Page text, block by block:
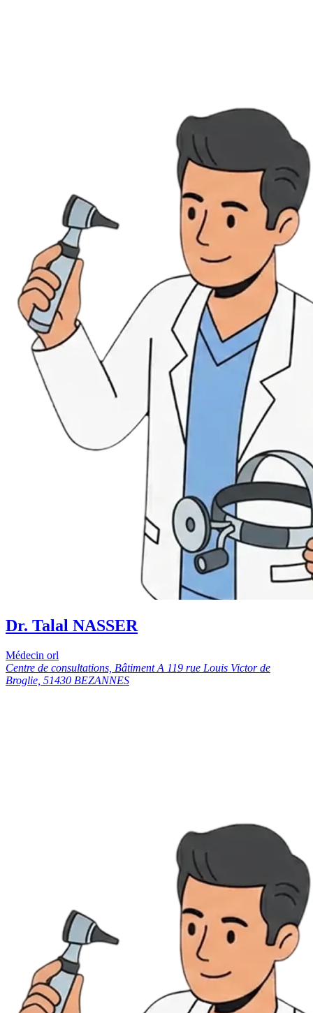
Dr. Talal NASSER
Médecin orl
Centre de consultations, Bâtiment A 119 rue Louis Victor de
Broglie, 51430 BEZANNES